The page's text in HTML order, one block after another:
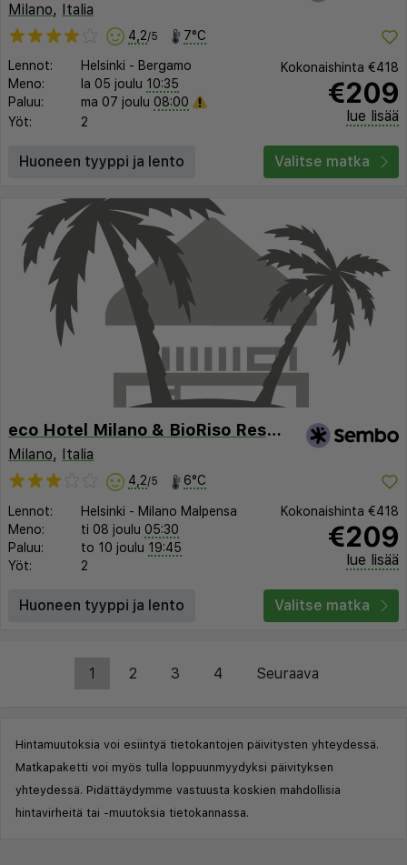
Milano, Italia
4,2/5 7°C
Lennot: Helsinki - Bergamo
Meno:
la 05 joulu 10:35
Paluu:
ma 07 joulu 08:00
Yöt:
2
Kokonaishinta €418
€209
lue lisää
Huoneen tyyppi ja lento Valitse matka
eco Hotel Milano & BioRiso Restaurant
Milano, Italia
4,2/5 6°C
Lennot: Helsinki - Milano Malpensa
Meno:
ti 08 joulu 05:30
Paluu:
to 10 joulu 19:45
Yöt:
2
Kokonaishinta €418
€209
lue lisää
Huoneen tyyppi ja lento Valitse matka
1 2 3 4 Seuraava
Hintamuutoksia voi esiintyä tietokantojen päivitysten yhteydessä.
Matkapaketti voi myös tulla loppuunmyydyksi päivityksen
yhteydessä. Pidättäydymme vastuusta koskien mahdollisia
hintavirheitä tai -muutoksia tietokannassa.